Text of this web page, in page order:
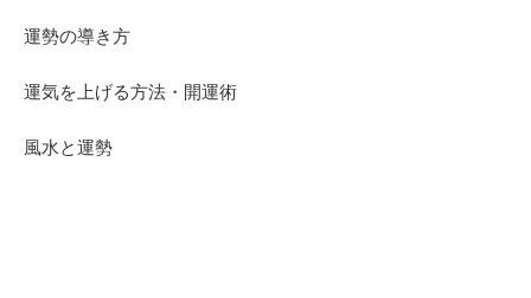
運勢の導き方
運気を上げる方法・開運術
風水と運勢